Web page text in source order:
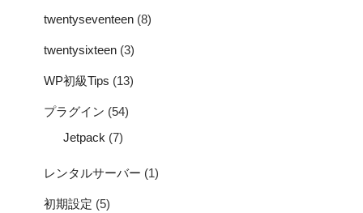
twentyseventeen (8)
twentysixteen (3)
WP初級Tips (13)
プラグイン (54)
Jetpack (7)
レンタルサーバー (1)
初期設定 (5)